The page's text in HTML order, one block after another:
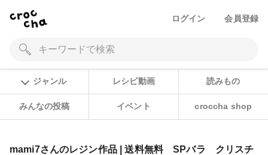
ログイン 会員登録
ジャンル レシピ動画 読みもの
みんなの投稿 イベント croccha shop
mami7さんのレジン作品 | 送料無料 SPバラ クリスチ